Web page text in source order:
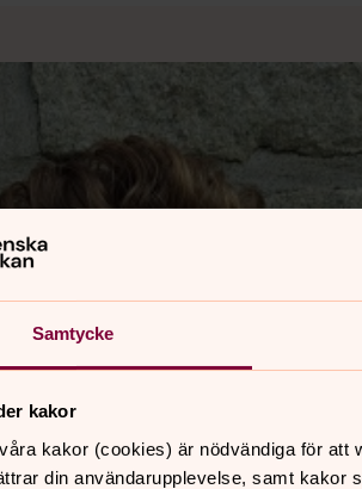
Samtycke
kakor
kakor (cookies) är nödvändiga för
din användarupplevelse, samt kakor